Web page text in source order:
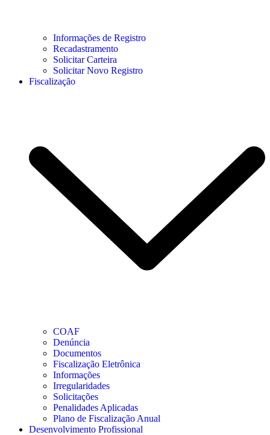
Informações de Registro
Recadastramento
Solicitar Carteira
Solicitar Novo Registro
Fiscalização
COAF
Denúncia
Documentos
Fiscalização Eletrônica
Informações
Irregularidades
Solicitações
Penalidades Aplicadas
Plano de Fiscalização Anual
Desenvolvimento Profissional